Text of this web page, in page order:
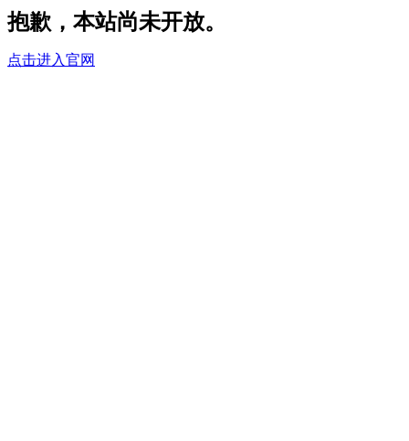
抱歉，本站尚未开放。
点击进入官网